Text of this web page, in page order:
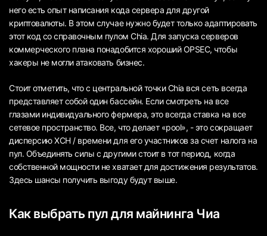
него есть опыт написания кода сервера для другой
криптовалюты. В этом случае нужно будет только адаптировать
этот код со справочным пулом Chia. Для запуска серверов
коммерческого плана понадобится хороший OPSEC, чтобы
хакеры не могли атаковать бизнес.
Стоит отметить, что с центральной точки Chia вся сеть всегда
представляет собой один бассейн. Если смотреть на все
глазами индивидуального фермера, это всегда ставка на все
сетевое пространство. Все, что делает «pool», - это сокращает
дисперсию XCH / времени для его участников за счет налога на
пул. Объединять силы с другими стоит в тот период, когда
собственной мощности не хватает для достижения результатов.
Здесь шансы получить выгоду будут выше.
Как выбрать пул для майнинга Чиа